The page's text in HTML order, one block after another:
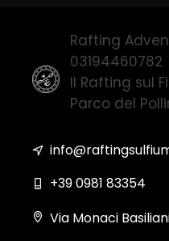
Rafting
03194460782
Il Rafting sul
Parco del
+39 0981 83354
Via Monaci